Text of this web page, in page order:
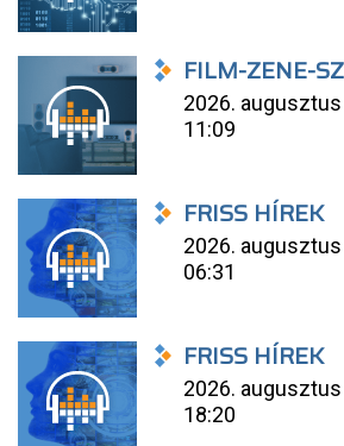
FILM-ZENE-
2026. augusztus
11:09
FRISS HÍREK
2026. augusztus
06:31
FRISS HÍREK
2026. augusztus
18:20